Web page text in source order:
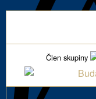
Člen skupiny